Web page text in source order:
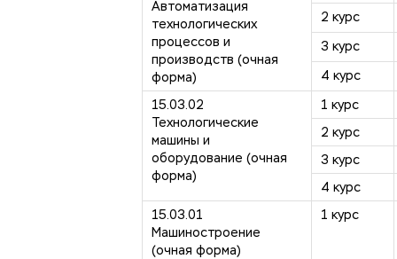
Автоматизация
технологических
процессов и
производств (очная
форма)
2 курс
3 курс
4 курс
15.03.02
Технологические
машины и
оборудование (очная
форма)
1 курс
2 курс
3 курс
4 курс
15.03.01
Машиностроение
(очная форма)
1 курс